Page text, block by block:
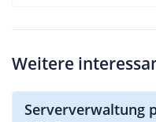
Weitere
Serververwaltung